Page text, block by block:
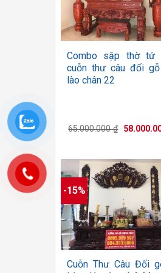
+
Combo sập thờ tứ
cuỗn thư câu đối
lào chân 22
65.000.000₫ Giá
-15%
Cuỗn Thư Câu Đối